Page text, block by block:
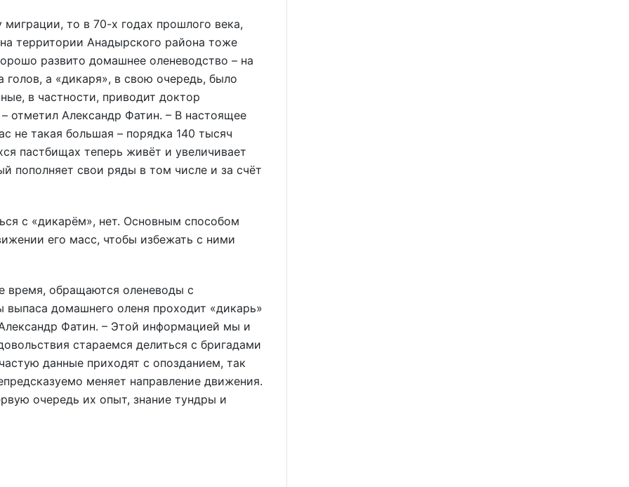
то в 70-х годах прошлого века,
территории Анадырского района тоже
развито домашнее оленеводство – на
а «дикаря», в свою очередь, было
в частности, приводит доктор
отметил Александр Фатин. – В настоящее
не такая большая – порядка 140 тысяч
пастбищах теперь живёт и увеличивает
пополняет свои ряды в том числе и за счёт
с «дикарём», нет. Основным способом
его масс, чтобы избежать с ними
время, обращаются оленеводы с
домашнего оленя проходит «дикарь»
Фатин. – Этой информацией мы и
стараемся делиться с бригадами
данные приходят с опозданием, так
меняет направление движения.
очередь их опыт, знание тундры и